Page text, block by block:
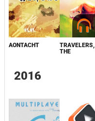
AONTACHT
TRAVELERS,
THE
2016